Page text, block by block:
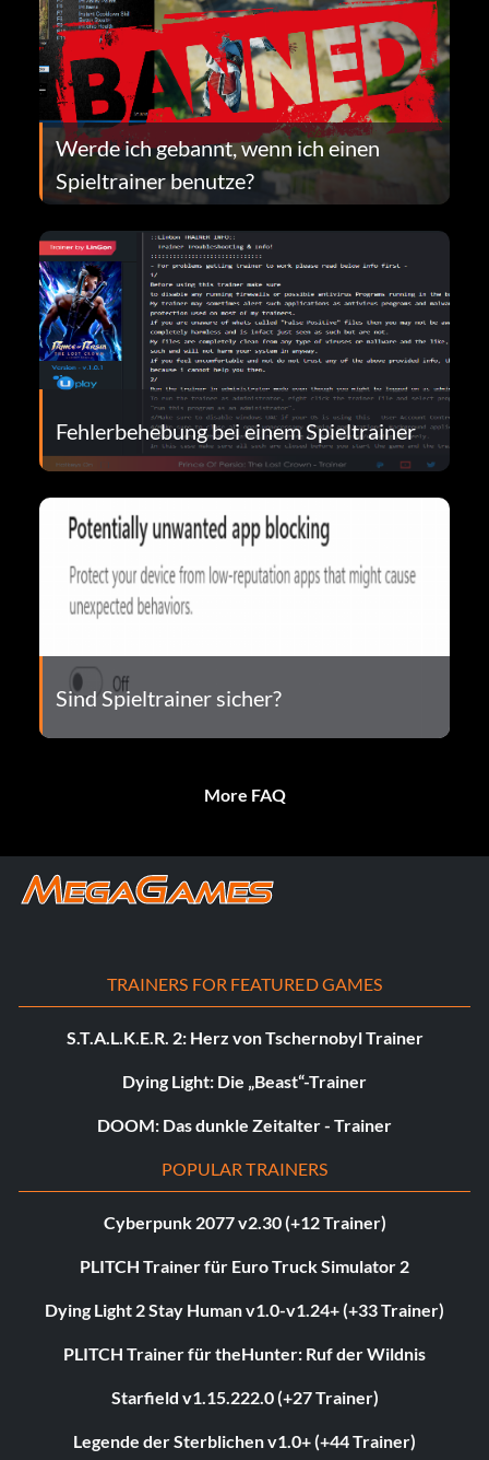
Werde ich gebannt, wenn ich einen
Spieltrainer benutze?
Fehlerbehebung bei einem Spieltrainer
Sind Spieltrainer sicher?
More FAQ
TRAINERS FOR FEATURED GAMES
S.T.A.L.K.E.R. 2: Herz von Tschernobyl Trainer
Dying Light: Die „Beast“-Trainer
DOOM: Das dunkle Zeitalter - Trainer
POPULAR TRAINERS
Cyberpunk 2077 v2.30 (+12 Trainer)
PLITCH Trainer für Euro Truck Simulator 2
Dying Light 2 Stay Human v1.0-v1.24+ (+33 Trainer)
PLITCH Trainer für theHunter: Ruf der Wildnis
Starfield v1.15.222.0 (+27 Trainer)
Legende der Sterblichen v1.0+ (+44 Trainer)